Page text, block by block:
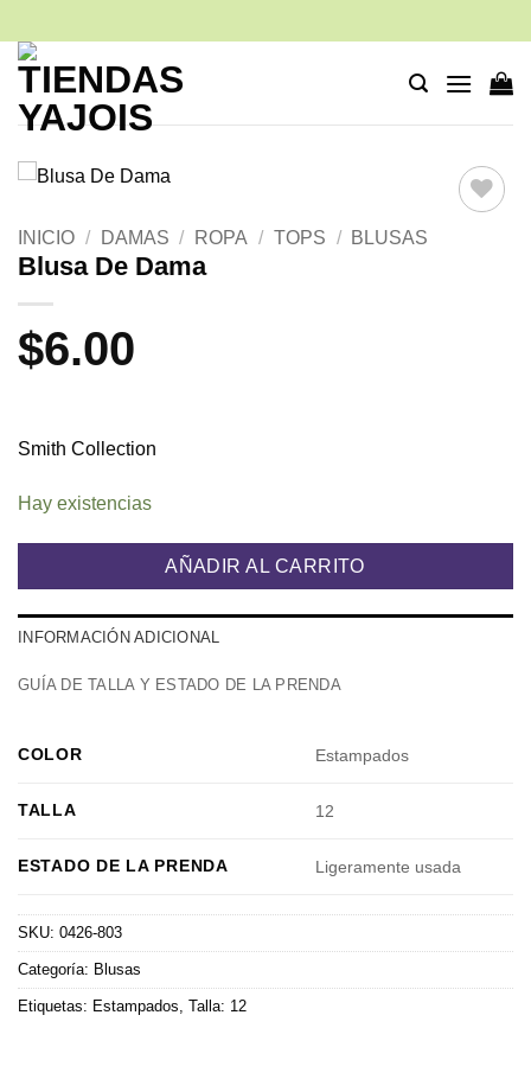
al
contenido
INICIO / DAMAS / ROPA / TOPS / BLUSAS
Blusa De Dama
$6.00
Smith Collection
Hay existencias
AÑADIR AL CARRITO
INFORMACIÓN ADICIONAL
GUÍA DE TALLA Y ESTADO DE LA PRENDA
COLOR Estampados
TALLA 12
ESTADO DE LA PRENDA Ligeramente usada
SKU: 0426-803
Categoría: Blusas
Etiquetas: Estampados Talla: 12